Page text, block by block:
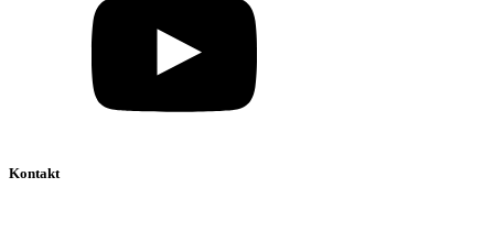
Kontakt